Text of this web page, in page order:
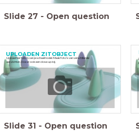
Slide 27 - Open question
Upload hier foto's van je schaalmodel. Maak foto's van verschillende
aanzichten. Doe er ook een close-up bij.
UPLOADEN ZITOBJECT
Slide 31 - Open question